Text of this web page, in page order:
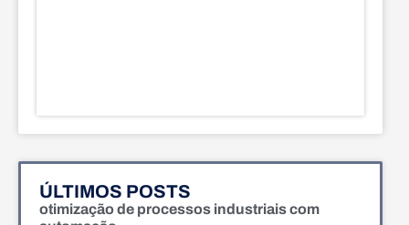
ÚLTIMOS POSTS
otimização de processos industriais com